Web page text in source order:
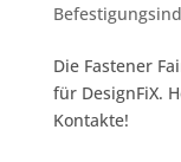
Die Fastener
für DesignFiX.
Kontakte!